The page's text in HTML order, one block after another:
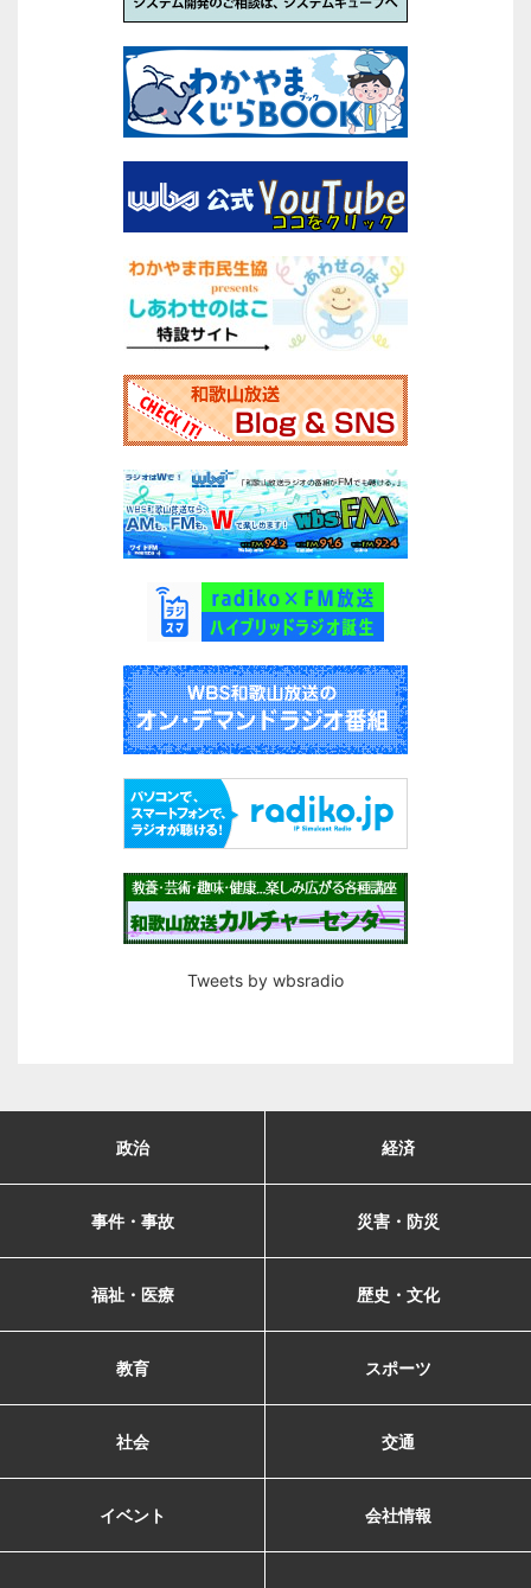
Tweets by wbsradio
政治 経済
事件・事故 災害・防災
福祉・医療 歴史・文化
教育 スポーツ
社会 交通
イベント 会社情報